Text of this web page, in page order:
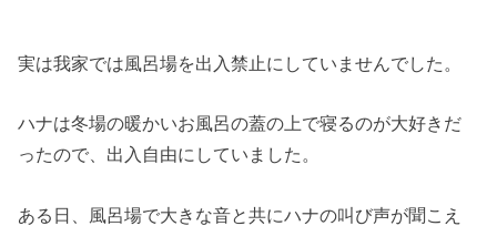
実は我家では風呂場を出入禁止にしていませんでした。
ハナは冬場の暖かいお風呂の蓋の上で寝るのが大好きだ
ったので、出入自由にしていました。
ある日、風呂場で大きな音と共にハナの叫び声が聞こえ